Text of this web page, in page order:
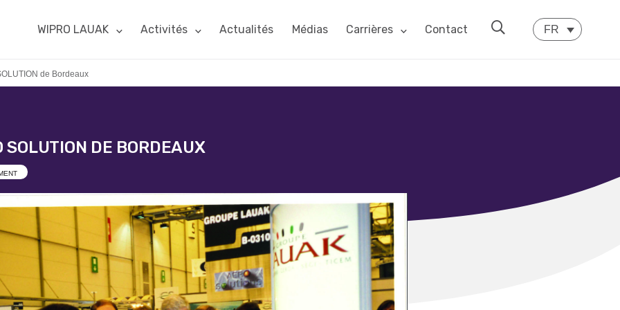
WIPRO LAUAK Activités Actualités Médias Carrières Contact FR
de Bordeaux
SOLUTION DE BORDEAUX